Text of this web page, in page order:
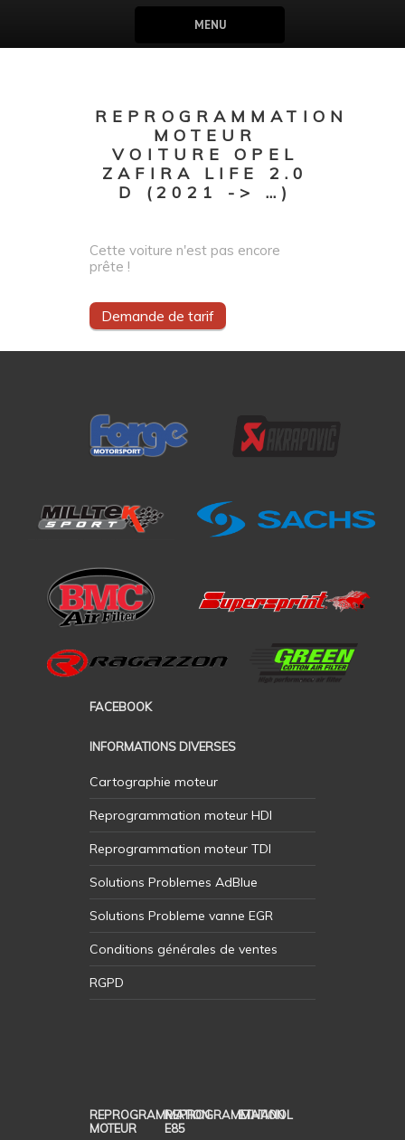
MENU
REPROGRAMMATION
MOTEUR
VOITURE OPEL
ZAFIRA LIFE 2.0
D (2021 -> …)
Cette voiture n'est pas encore
prête !
Demande de tarif
FACEBOOK
INFORMATIONS DIVERSES
Cartographie moteur
Reprogrammation moteur HDI
Reprogrammation moteur TDI
Solutions Problemes AdBlue
Solutions Probleme vanne EGR
Conditions générales de ventes
RGPD
REPROGRAMMATION
MOTEUR
REPROGRAMMATION
E85
ETHANOL